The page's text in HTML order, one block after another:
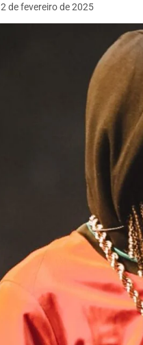
2 de fevereiro de 2025